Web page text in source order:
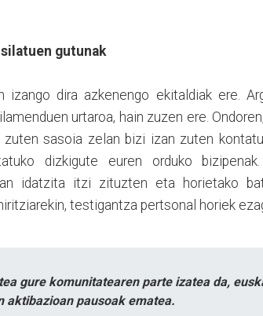
gutunak
izango dira azkenengo ekitaldiak ere.
urtaroa, hain zuzen ere.
zuten sasoia zelan bizi izan zuten
dizkigute euren orduko
idatzita itzi zituzten eta horietako
testigantza pertsonal horiek
gure komunitatearen parte izatea da,
aktibazioan pausoak ematea.